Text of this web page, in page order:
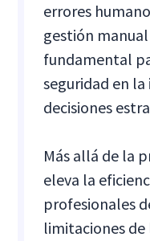
errores
gestión
fundamental
seguridad en
decisiones
Más allá de la
eleva la
profesionales
limitaciones